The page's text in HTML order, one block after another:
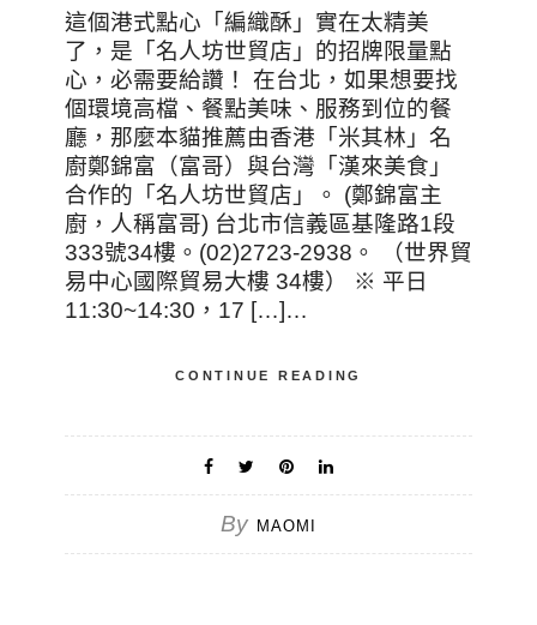
這個港式點心「編織酥」實在太精美
了，是「名人坊世貿店」的招牌限量點
心，必需要給讚！ 在台北，如果想要找
個環境高檔、餐點美味、服務到位的餐
廳，那麼本貓推薦由香港「米其林」名
廚鄭錦富（富哥）與台灣「漢來美食」
合作的「名人坊世貿店」。 (鄭錦富主
廚，人稱富哥) 台北市信義區基隆路1段
333號34樓。(02)2723-2938。 （世界貿
易中心國際貿易大樓 34樓） ※ 平日
11:30~14:30，17 […]…
CONTINUE READING
By MAOMI